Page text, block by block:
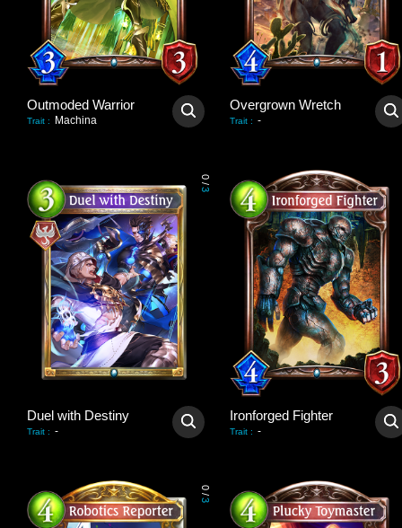
Outmoded Warrior
Trait : Machina
Overgrown Wretch
Trait : -
0
/
3
Duel with Destiny
Trait : -
Ironforged Fighter
Trait : -
0
/
3